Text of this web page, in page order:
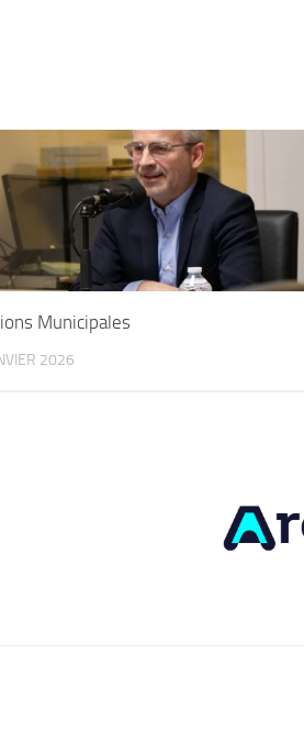
Municipales
2026